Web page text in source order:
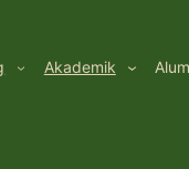
Akademik